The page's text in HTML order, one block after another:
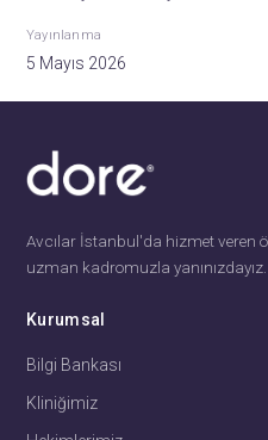
Yayınlanma
5 Mayıs 2026
Avcılar İstanbul'da hizmet veren
uzman kadromuzla yanınızdayız.
Kurumsal
Bilgi Bankası
Kliniğimiz